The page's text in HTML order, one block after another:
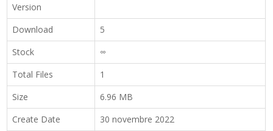
Version
Download
5
Stock
∞
Total Files
1
Size
6.96 MB
Create Date
30 novembre 2022